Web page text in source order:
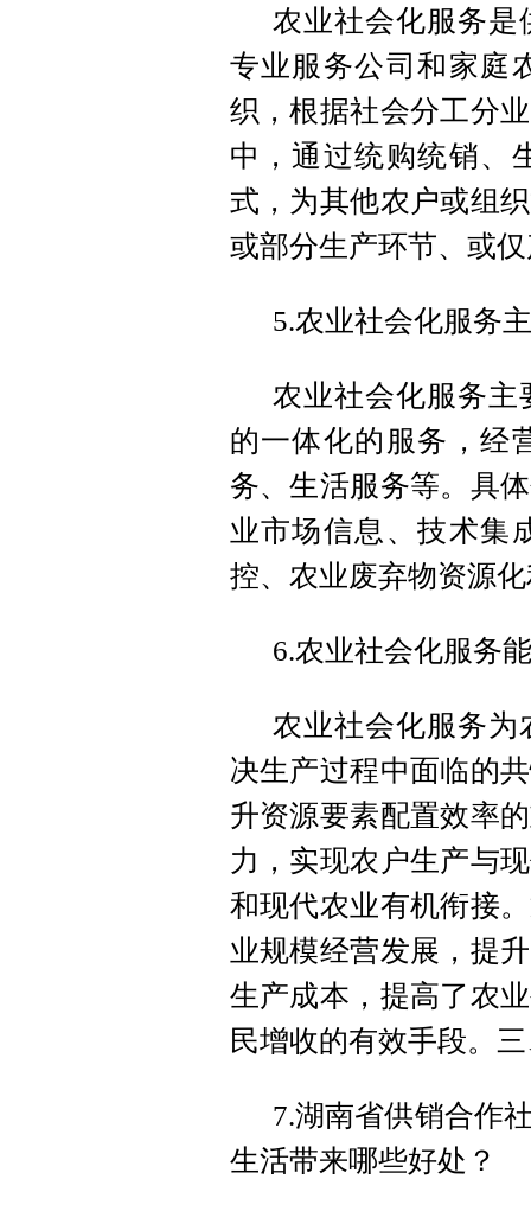
农业社会化服务是
专业服务公司和家庭
织，根据社会分工分
中，通过统购统销、
式，为其他农户或组
或部分生产环节、或
5.农业社会化服务
农业社会化服务主
的一体化的服务，经
务、生活服务等。具
业市场信息、技术集
控、农业废弃物资源
6.农业社会化服务
农业社会化服务为
决生产过程中面临的
升资源要素配置效率
力，实现农户生产与
和现代农业有机衔接
业规模经营发展，提
生产成本，提高了农
民增收的有效手段。
7.湖南省供销合作
生活带来哪些好处？